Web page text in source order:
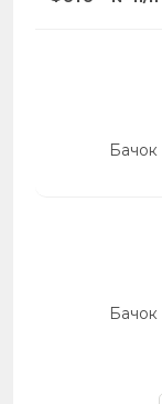
Бачок
Бачок